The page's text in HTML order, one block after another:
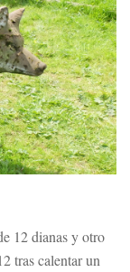
12 dianas y otro
tras calentar un